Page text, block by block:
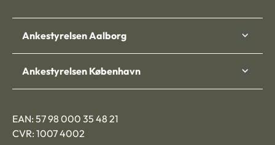
Ankestyrelsen Aalborg
Ankestyrelsen København
EAN: 57 98 000 35 48 21
CVR: 1007 4002